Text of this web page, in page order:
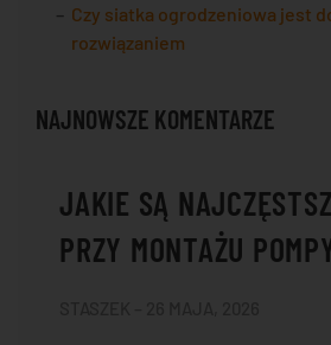
Czy siatka ogrodzeniowa jest
rozwiązaniem
NAJNOWSZE KOMENTARZE
JAKIE SĄ
PRZY MONTAŻU